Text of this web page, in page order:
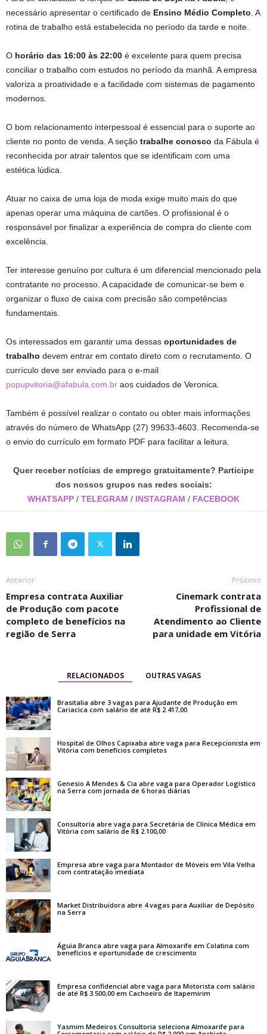
necessário apresentar o certificado de Ensino Médio Completo . A
rotina de trabalho está estabelecida no período da tarde e noite.
O horário das 16:00 às 22:00 é excelente para quem precisa
conciliar o trabalho com estudos no período da manhã. A empresa
valoriza a proatividade e a facilidade com sistemas de pagamento
modernos.
O bom relacionamento interpessoal é essencial para o suporte ao
cliente no ponto de venda. A seção trabalhe conosco da Fábula é
reconhecida por atrair talentos que se identificam com uma
estética lúdica.
Atuar no caixa de uma loja de moda exige muito mais do que
apenas operar uma máquina de cartões. O profissional é o
responsável por finalizar a experiência de compra do cliente com
excelência.
Ter interesse genuíno por cultura é um diferencial mencionado pela
contratante no processo. A capacidade de comunicar-se bem e
organizar o fluxo de caixa com precisão são competências
fundamentais.
Os interessados em garantir uma dessas oportunidades de
trabalho devem entrar em contato direto com o recrutamento. O
currículo deve ser enviado para o e-mail
popupvitoria@afabula.com.br aos cuidados de Veronica.
Também é possível realizar o contato ou obter mais informações
através do número de WhatsApp (27) 99633-4603. Recomenda-se
o envio do currículo em formato PDF para facilitar a leitura.
Quer receber notícias de emprego gratuitamente? Participe
dos nossos grupos nas redes sociais:
WHATSAPP / TELEGRAM / INSTAGRAM / FACEBOOK
Anterior
Empresa contrata Auxiliar
de Produção com pacote
completo de benefícios na
região de Serra
Próximo
Cinemark contrata
Profissional de
Atendimento ao Cliente
para unidade em Vitória
RELACIONADOS OUTRAS VAGAS
Brasitalia abre 3 vagas para Ajudante de Produção em
Cariacica com salário de até R$ 2.417,00
Hospital de Olhos Capixaba abre vaga para Recepcionista em
Vitória com benefícios completos
Genesio A Mendes & Cia abre vaga para Operador Logístico
na Serra com jornada de 6 horas diárias
Consultoria abre vaga para Secretária de Clínica Médica em
Vitória com salário de R$ 2.100,00
Empresa abre vaga para Montador de Móveis em Vila Velha
com contratação imediata
Market Distribuidora abre 4 vagas para Auxiliar de Depósito
na Serra
Águia Branca abre vaga para Almoxarife em Colatina com
benefícios e oportunidade de crescimento
Empresa confidencial abre vaga para Motorista com salário
de até R$ 3.500,00 em Cachoeiro de Itapemirim
Yasmim Medeiros Consultoria seleciona Almoxarife para